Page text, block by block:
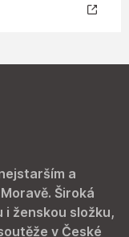
a
Široká
ženskou složku,
v České